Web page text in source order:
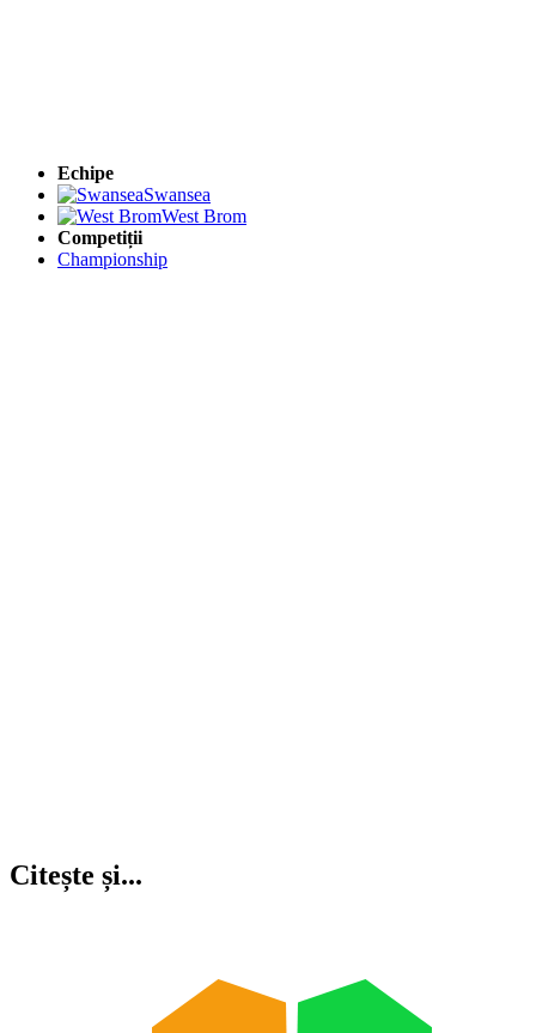
Echipe
Swansea
West Brom
Competiții
Championship
Citește și...